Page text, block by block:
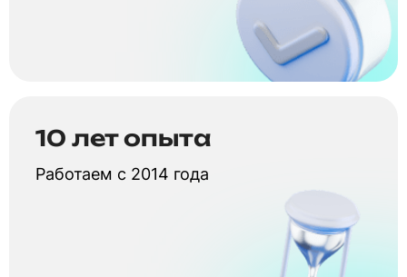
10 лет опыта
Работаем с 2014 года